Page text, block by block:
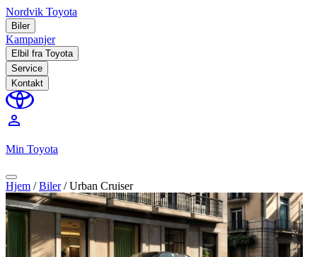
Nordvik Toyota
Biler
Kampanjer
Elbil fra Toyota
Service
Kontakt
perm_identity
Min Toyota
Hjem /Biler /Urban Cruiser